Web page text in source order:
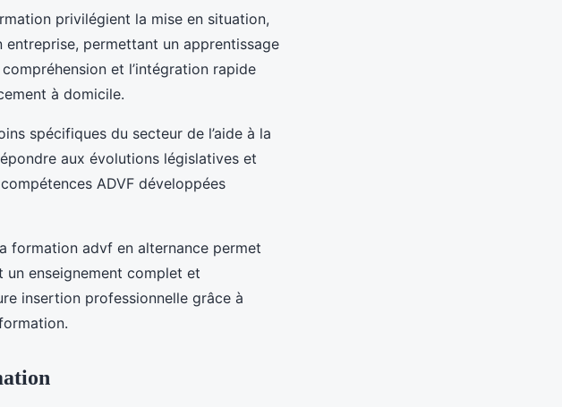
privilégient la mise en situation,
entreprise, permettant un apprentissage
et l’intégration rapide
à domicile.
spécifiques du secteur de l’aide à la
aux évolutions législatives et
ADVF développées
formation advf en alternance permet
enseignement complet et
insertion professionnelle grâce à